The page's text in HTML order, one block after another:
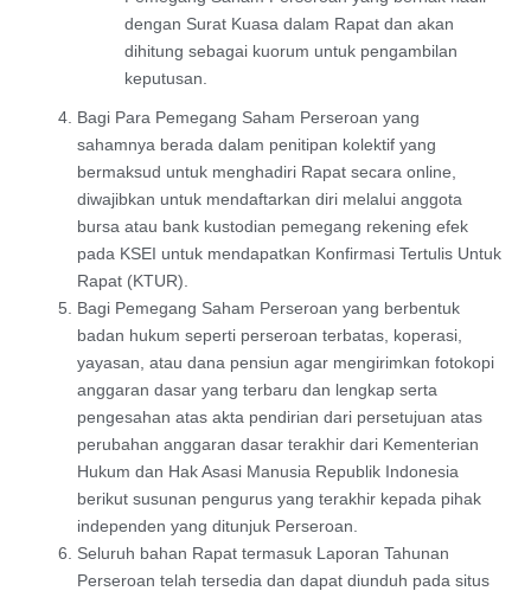
dengan Surat Kuasa dalam Rapat dan akan
dihitung sebagai kuorum untuk pengambilan
keputusan.
Bagi Para Pemegang Saham Perseroan yang
sahamnya berada dalam penitipan kolektif yang
bermaksud untuk menghadiri Rapat secara online,
diwajibkan untuk mendaftarkan diri melalui anggota
bursa atau bank kustodian pemegang rekening efek
pada KSEI untuk mendapatkan Konfirmasi Tertulis Untuk
Rapat (KTUR).
Bagi Pemegang Saham Perseroan yang berbentuk
badan hukum seperti perseroan terbatas, koperasi,
yayasan, atau dana pensiun agar mengirimkan fotokopi
anggaran dasar yang terbaru dan lengkap serta
pengesahan atas akta pendirian dari persetujuan atas
perubahan anggaran dasar terakhir dari Kementerian
Hukum dan Hak Asasi Manusia Republik Indonesia
berikut susunan pengurus yang terakhir kepada pihak
independen yang ditunjuk Perseroan.
Seluruh bahan Rapat termasuk Laporan Tahunan
Perseroan telah tersedia dan dapat diunduh pada situs